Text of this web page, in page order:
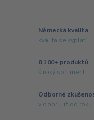
Německá kvalita
kvalita se vyplatí
8.100+ produktů
široký sortiment
Odborné
v oboru již od roku